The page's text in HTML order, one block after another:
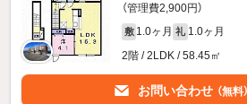
（管理費2,900円）
敷 1.0ヶ月 礼 1.0ヶ月
2階 / 2LDK / 58.45㎡
お問い合わせ （無料）